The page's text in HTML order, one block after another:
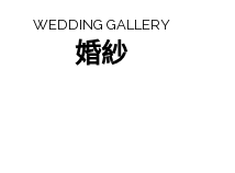
WEDDING GALLERY
婚紗